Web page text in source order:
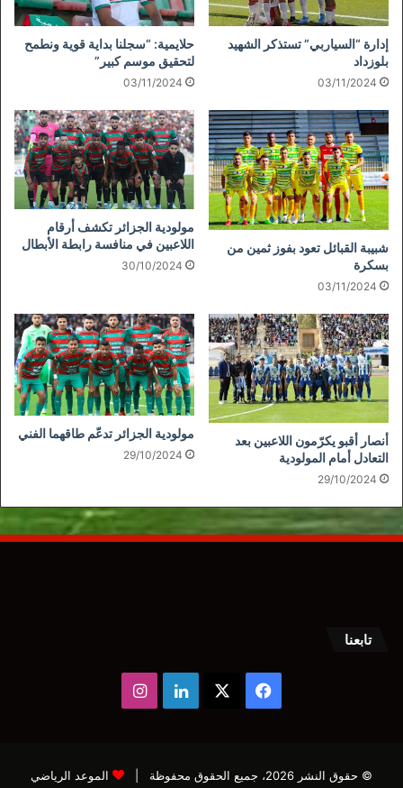
إدارة “السياربي” تستذكر الشهيد
بلوزداد
03/11/2024
حلايمية: “سجلنا بداية قوية ونطمح
لتحقيق موسم كبير”
03/11/2024
شبيبة القبائل تعود بفوز ثمين من
بسكرة
03/11/2024
مولودية الجزائر تكشف أرقام
اللاعبين في منافسة رابطة الأبطال
30/10/2024
أنصار أقبو يكرّمون اللاعبين بعد
التعادل أمام المولودية
29/10/2024
مولودية الجزائر تدعّم طاقهما الفني
29/10/2024
تابعنا
فيسبوك لينكدإنانستقرام
© حقوق النشر 2026، جميع الحقوق محفوظة | الموعد الرياضي